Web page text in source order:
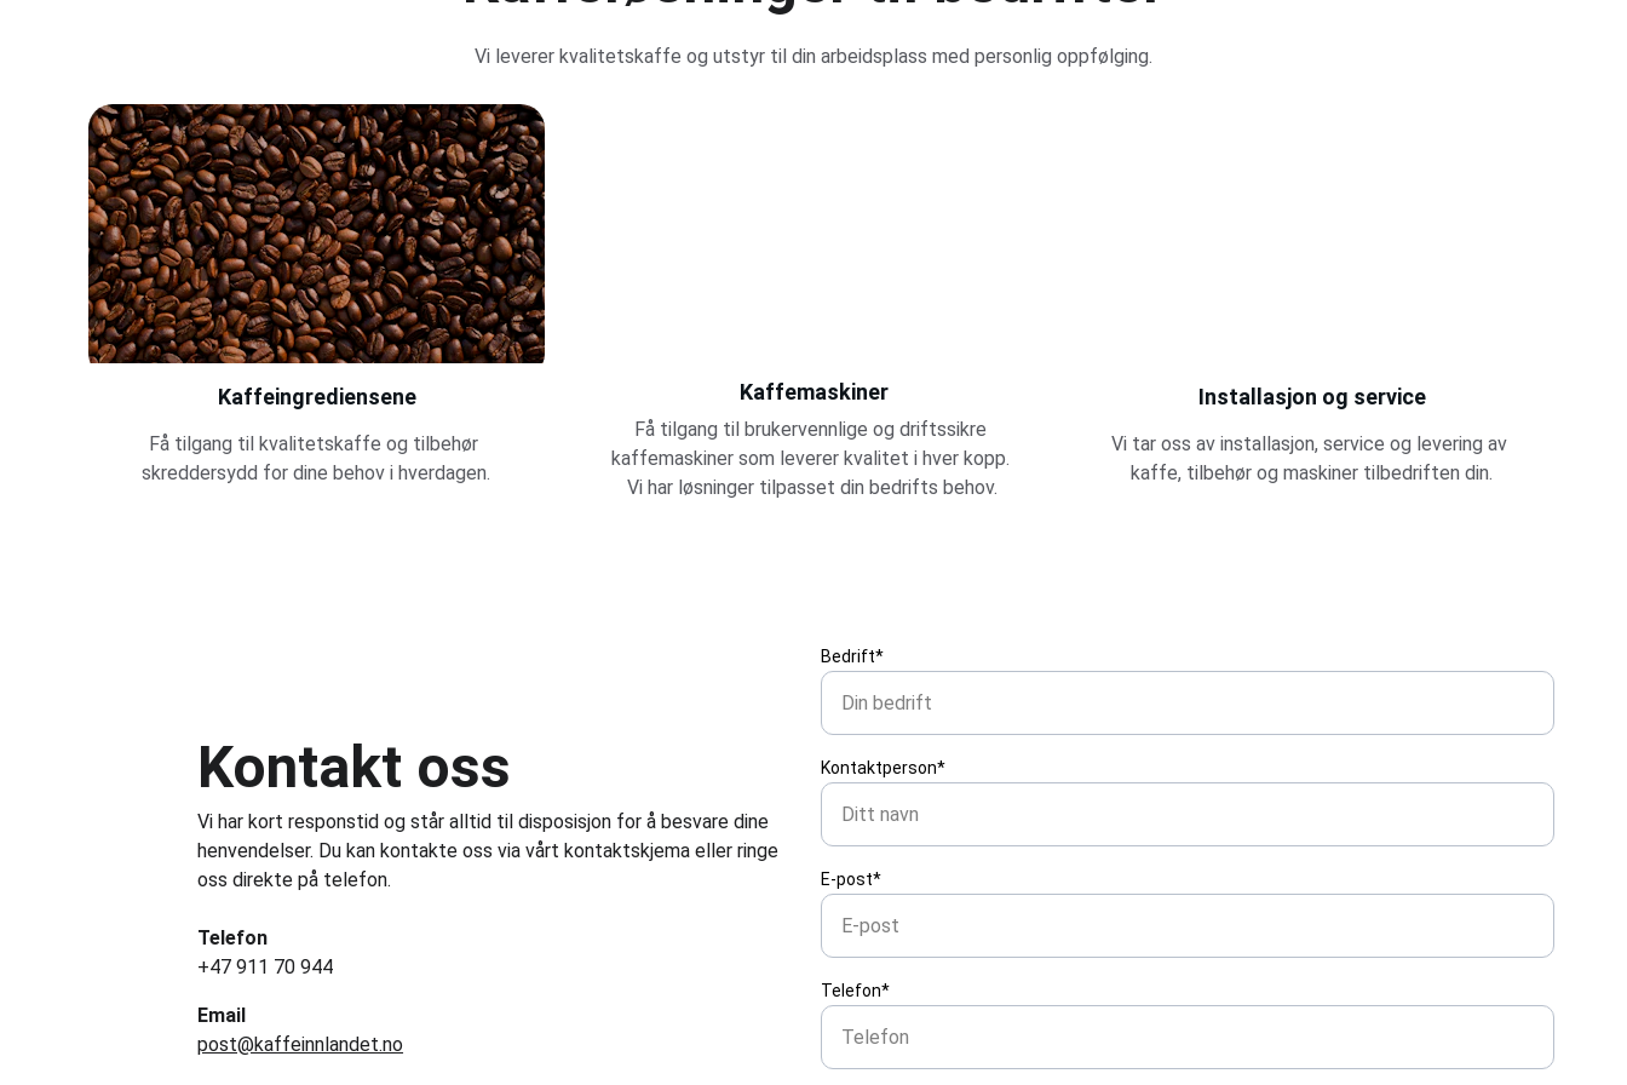
Vi leverer kvalitetskaffe og utstyr til din arbeidsplass med personlig oppfølging.
Installasjon og service
Vi tar oss av installasjon, service og levering av
kaffe, tilbehør og maskiner tilbedriften din.
Kaffeingrediensene
Få tilgang til kvalitetskaffe og tilbehør
skreddersydd for dine behov i hverdagen.
Kaffemaskiner
Få tilgang til brukervennlige og driftssikre
kaffemaskiner som leverer kvalitet i hver kopp.
Vi har løsninger tilpasset din bedrifts behov.
Kontakt oss
Vi har kort responstid og står alltid til disposisjon for å besvare dine
henvendelser. Du kan kontakte oss via vårt kontaktskjema eller ringe
oss direkte på telefon.
Telefon
+47 911 70 944
Email
post@kaffeinnlandet.no
Bedrift*
Kontaktperson*
E-post*
Telefon*